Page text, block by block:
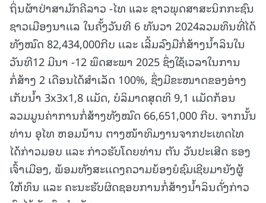
ຖິ່ນຜ້າປ່າສາມັກຄີລາວ -ໄທ ແລະ ຊາວພຸດສາສະນິກກະຊົນ
ຊາວເມືອງນາເເລ ໃນຄັ້ງວັນທີ 6 ທັນວາ 2024ລວມທຶນທີ່ໄດ້
ທັງໝົດ 82,434,000ກີບ ເເລະ ເລີ້ມລົງມືກໍ່ສ້າງນໍ້າລິນໃນ
ວັນທີ12 ມີນາ -12 ພຶດສະພາ 2025 ຊຶ່ງໃຊ້ເວລາໃນການ
ກໍ່ສ້າງ 2 ເດືອນໄດ້ສໍາເລັດ 100%, ຊຶ່ງມີຂະໜາດຂອງອ່າງ
ເກັບນໍ້າ 3x3x1,8 ເເມັດ, ບໍລິມາດສຸດທິ 9,1 ເເມັດກ້ອນ
ລວມມູນຄ່າການກໍ່ສ້າງທັງໝົດ 66,651,000 ກີບ. ຈາກນັ້ນ
ທ່ານ ອຸໄທ ຫອມນ້ານ ຕາງໜ້າທິມງານຈາກປະເທດໄທ
ໄດ້ກ່າວມອບ ແລະ ກ່າວຮັບໂດຍທ່ານ ຕັນ ວັນປະເສີດ ຮອງ
ເຈົ້າເມືອງ, ພ້ອມທັງສະເເດງຄວາມຍ້ອງຍໍຊົມເຊີຍມາຍັງຜູ້
ໃຫ້ທຶນ ແລະ ຄະນະຮັບຜິດຊອບການກໍ່ສ້າງນໍ້າລິນດັ່ງກ່າວ